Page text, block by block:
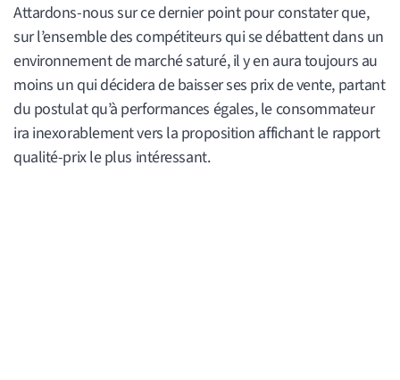
Attardons-nous sur ce dernier point pour constater que,
sur l’ensemble des compétiteurs qui se débattent dans un
environnement de marché saturé, il y en aura toujours au
moins un qui décidera de baisser ses prix de vente, partant
du postulat qu’à performances égales, le consommateur
ira inexorablement vers la proposition affichant le rapport
qualité-prix le plus intéressant.